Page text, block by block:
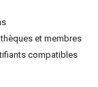
et membres
compatibles